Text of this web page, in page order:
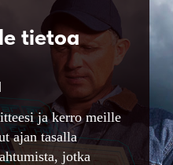
tietoa
ja kerro meille
ajan tasalla
jotka